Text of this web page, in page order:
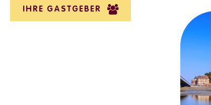
IHRE GASTGEBER